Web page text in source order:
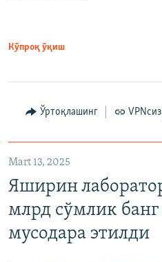
Кўпроқ ўқиш
Ўртоқлашинг
Mart 13, 2025
Яширин
млрд сўмлик
мусодара этилди